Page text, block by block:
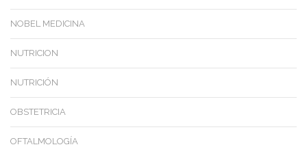
NOBEL MEDICINA
NUTRICION
NUTRICIÓN
OBSTETRICIA
OFTALMOLOGÍA